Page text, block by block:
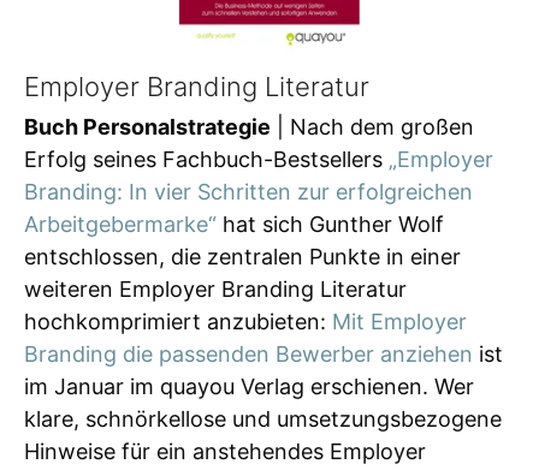
Employer Branding Literatur
Buch Personalstrategie | Nach dem großen
Erfolg seines Fachbuch-Bestsellers „Employer
Branding: In vier Schritten zur erfolgreichen
Arbeitgebermarke“ hat sich Gunther Wolf
entschlossen, die zentralen Punkte in einer
weiteren Employer Branding Literatur
hochkomprimiert anzubieten: Mit Employer
Branding die passenden Bewerber anziehen ist
im Januar im quayou Verlag erschienen. Wer
klare, schnörkellose und umsetzungsbezogene
Hinweise für ein anstehendes Employer